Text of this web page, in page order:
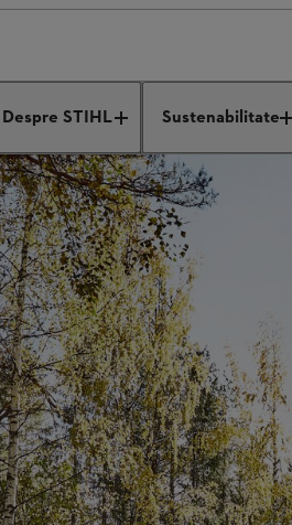
Despre STIHL Sustenabilitate